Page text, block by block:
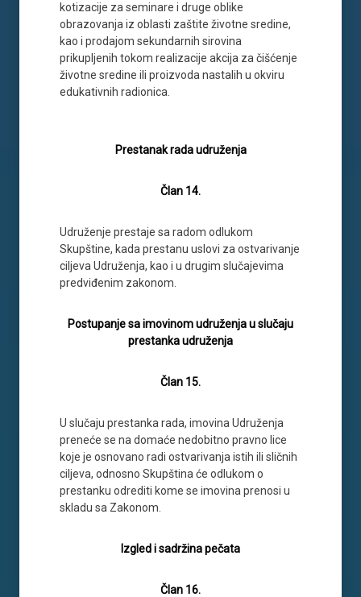
kotizacije za seminare i druge oblike
obrazovanja iz oblasti zaštite životne sredine,
kao i prodajom sekundarnih sirovina
prikupljenih tokom realizacije akcija za čišćenje
životne sredine ili proizvoda nastalih u okviru
edukativnih radionica.
Prestanak rada udruženja
Član 14.
Udruženje prestaje sa radom odlukom
Skupštine, kada prestanu uslovi za ostvarivanje
ciljeva Udruženja, kao i u drugim slučajevima
predviđenim zakonom.
Postupanje sa imovinom udruženja u slučaju
prestanka udruženja
Član 15.
U slučaju prestanka rada, imovina Udruženja
preneće se na domaće nedobitno pravno lice
koje je osnovano radi ostvarivanja istih ili sličnih
ciljeva, odnosno Skupština će odlukom o
prestanku odrediti kome se imovina prenosi u
skladu sa Zakonom.
Izgled i sadržina pečata
Član 16.